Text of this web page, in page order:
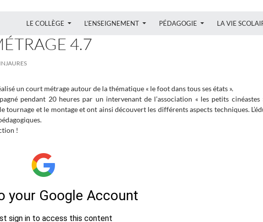
LE COLLÈGE L’ENSEIGNEMENT PÉDAGOGIE LA VIE
4.7
un court métrage autour de la thématique « le foot dans tous ses états ».
pendant 20 heures par un intervenant de l’association « les petits
tournage et le montage et ont ainsi découvert les différents aspects techniques.
!